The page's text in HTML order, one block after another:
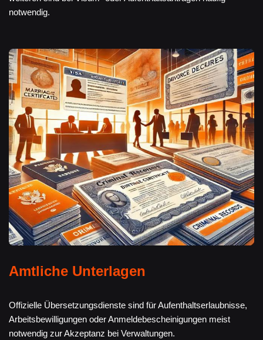
notwendig.
Amtliche Unterlagen
Offizielle Übersetzungsdienste sind für Aufenthaltserlaubnisse,
Arbeitsbewilligungen oder Anmeldebescheinigungen meist
notwendig zur Akzeptanz bei Verwaltungen.